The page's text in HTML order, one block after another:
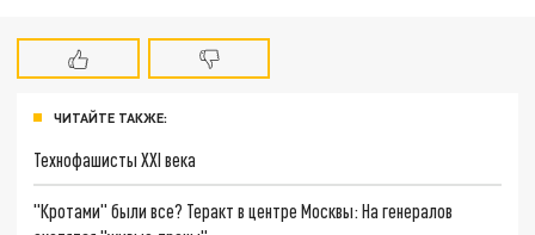
ЧИТАЙТЕ ТАКЖЕ:
Технофашисты XXI века
"Кротами" были все? Теракт в центре Москвы: На генералов